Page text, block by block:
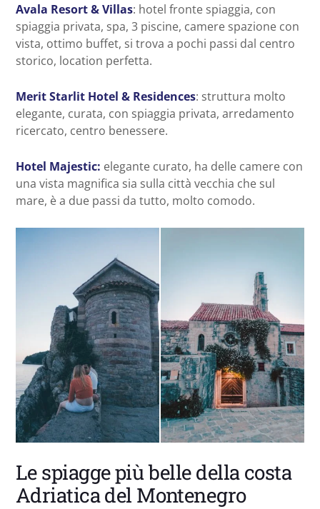
Avala Resort & Villas: hotel fronte spiaggia, con
spiaggia privata, spa, 3 piscine, camere spazione con
vista, ottimo buffet, si trova a pochi passi dal centro
storico, location perfetta.
Merit Starlit Hotel & Residences: struttura molto
elegante, curata, con spiaggia privata, arredamento
ricercato, centro benessere.
Hotel Majestic: elegante curato, ha delle camere con
una vista magnifica sia sulla città vecchia che sul
mare, è a due passi da tutto, molto comodo.
Le spiagge più belle della costa
Adriatica del Montenegro